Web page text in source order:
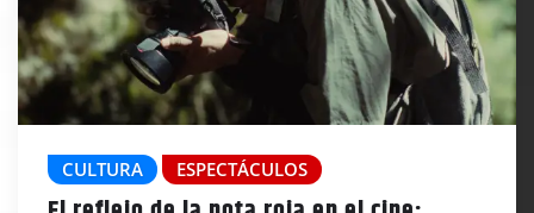
CULTURA ESPECTÁCULOS